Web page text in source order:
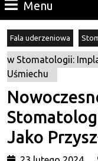
Menu
Fala uderzeniowa
w Stomatologii:
Uśmiechu
Jako